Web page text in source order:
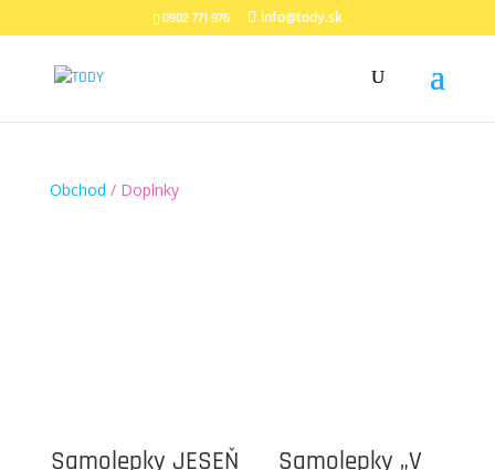
0902 771 976 info@tody.sk
Obchod / Doplnky
Samolepky JESEŇ Samolepky „V